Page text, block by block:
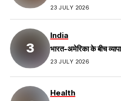
23 JULY 2026
India
भारत-अमेरिका के बीच
23 JULY 2026
Health